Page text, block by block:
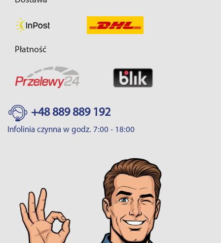
Płatność
+48 889 889 192
Infolinia czynna w godz. 7:00 - 18:00